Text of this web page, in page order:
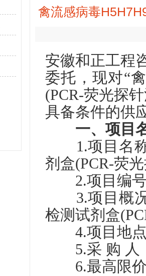
禽流感病毒
安徽和正工程
委托，现对“
(PCR-荧光探
具备条件的供
一、项目
1.项目名称
剂盒(PCR-荧
2.项目编号
3.项目概况
检测试剂盒
4.项目地点
5.采 购 人
6.最高限价